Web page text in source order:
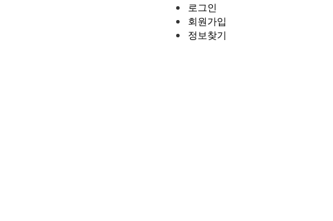
로그인
회원가입
정보찾기